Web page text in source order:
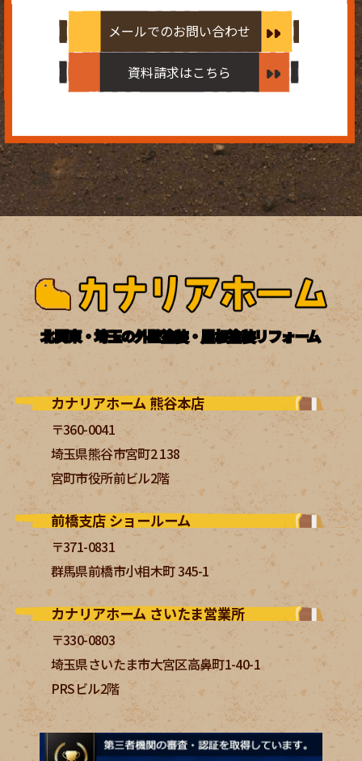
メールでのお問い合わせ
資料請求はこちら
北関東・埼玉の外壁塗装・屋根塗装リフォーム
カナリアホーム 熊谷本店
〒360-0041
埼玉県熊谷市宮町2 138
宮町市役所前ビル2階
前橋支店 ショールーム
〒371-0831
群馬県前橋市小相木町 345-1
カナリアホーム さいたま営業所
〒330-0803
埼玉県さいたま市大宮区高鼻町1-40-1
PRSビル2階